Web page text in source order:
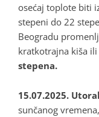
osećaj toplote biti
stepeni do 22
Beogradu
kratkotrajna kiša
stepena.
15.07.2025.
sunčanog